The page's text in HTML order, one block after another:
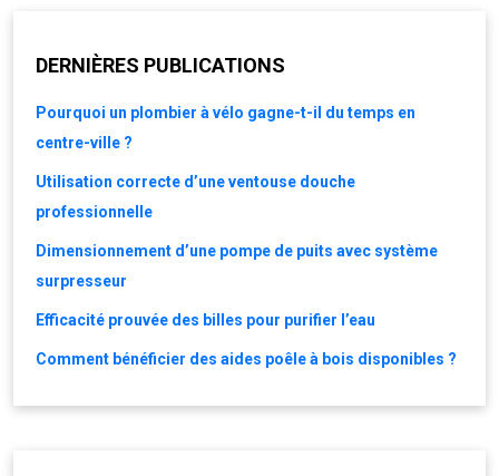
DERNIÈRES PUBLICATIONS
Pourquoi un plombier à vélo gagne-t-il du temps en
centre-ville ?
Utilisation correcte d’une ventouse douche
professionnelle
Dimensionnement d’une pompe de puits avec système
surpresseur
Efficacité prouvée des billes pour purifier l’eau
Comment bénéficier des aides poêle à bois disponibles ?